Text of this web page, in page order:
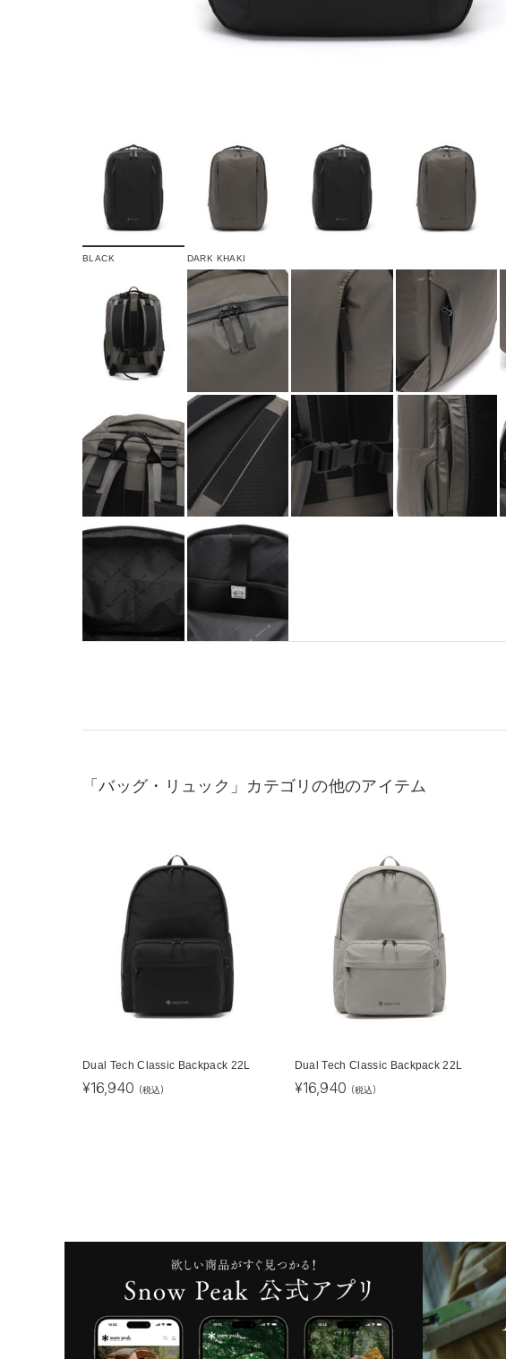
BLACK DARK KHAKI
「バッグ・リュック」カテゴリの他のアイテム
Dual Tech Classic Backpack 22L
¥16,940 (税込)
Dual Tech Classic Backpack 22L
¥16,940 (税込)